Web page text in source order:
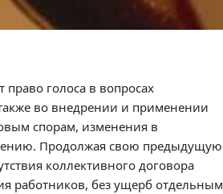
голоса в вопросах
во внедрении и применении
спорам, изменения в
Продолжая свою предыдущую
коллективного договора
работников, без ущерб отдельным